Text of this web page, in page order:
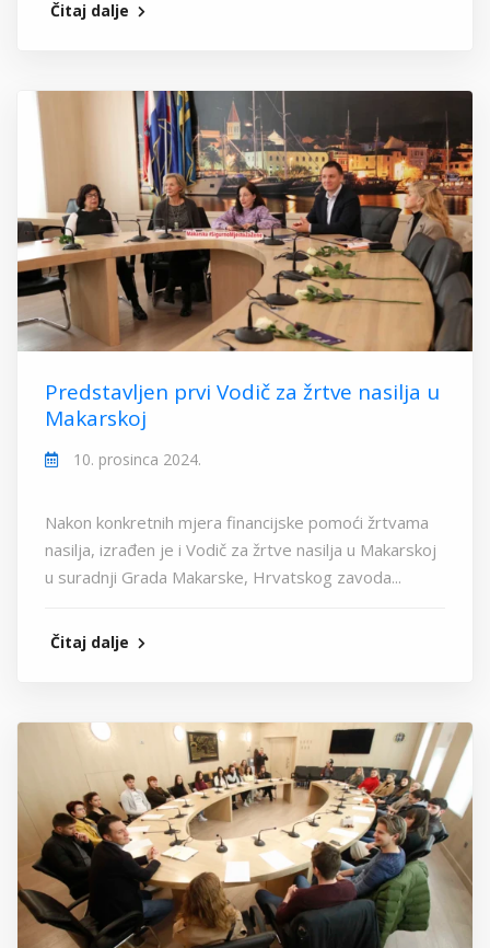
Čitaj dalje
Predstavljen prvi Vodič za žrtve nasilja u
Makarskoj
10. prosinca 2024.
Nakon konkretnih mjera financijske pomoći žrtvama
nasilja, izrađen je i Vodič za žrtve nasilja u Makarskoj
u suradnji Grada Makarske, Hrvatskog zavoda...
Čitaj dalje